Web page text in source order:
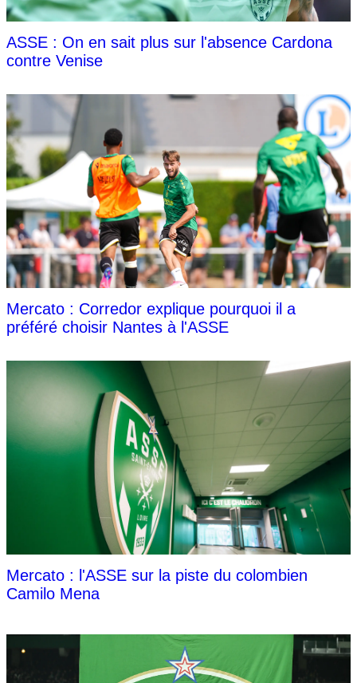
ASSE : On en sait plus sur l'absence Cardona
contre Venise
Mercato : Corredor explique pourquoi il a
préféré choisir Nantes à l'ASSE
Mercato : l'ASSE sur la piste du colombien
Camilo Mena